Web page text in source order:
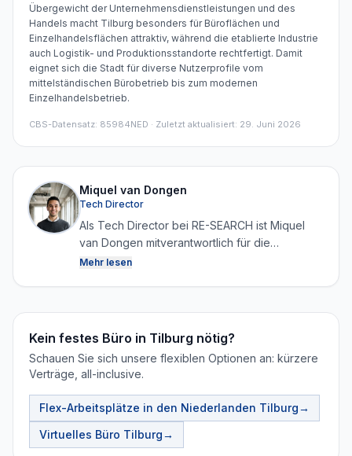
Übergewicht der Unternehmensdienstleistungen und des
Handels macht Tilburg besonders für Büroflächen und
Einzelhandelsflächen attraktiv, während die etablierte Industrie
auch Logistik- und Produktionsstandorte rechtfertigt. Damit
eignet sich die Stadt für diverse Nutzerprofile vom
mittelständischen Bürobetrieb bis zum modernen
Einzelhandelsbetrieb.
CBS-Datensatz: 85984NED · Zuletzt aktualisiert: 29. Juni 2026
Miquel van Dongen
Tech Director
Als Tech Director bei RE-SEARCH ist Miquel
van Dongen mitverantwortlich für die
Entwicklung der Plattform sowie das Sammeln,
Immobilienwissen sorgt er dafür, dass RE-
aktuelle Marktdaten generieren kann.
Mehr lesen
Kein festes Büro in Tilburg nötig?
Schauen Sie sich unsere flexiblen Optionen an: kürzere
Verträge, all-inclusive.
Flex-Arbeitsplätze in den Niederlanden Tilburg→
Virtuelles Büro Tilburg→